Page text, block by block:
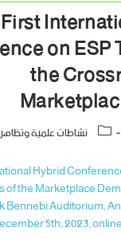
on
the
نشاطات علمية
Hybrid
of the Marketplace
Bennebi Auditorium,
5th, 2023,